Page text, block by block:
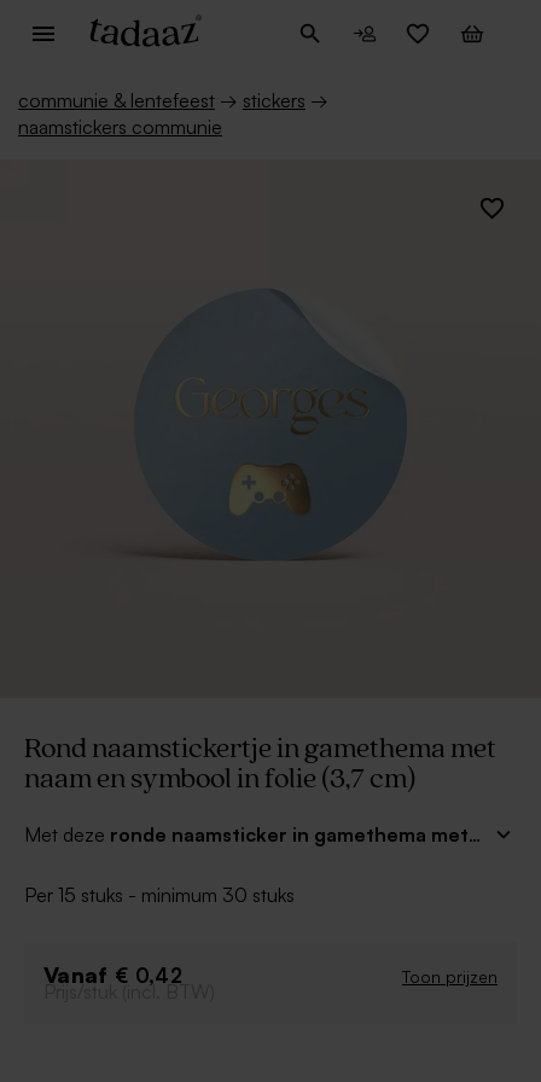
communie & lentefeest → stickers →
naamstickers communie
Rond naamstickertje in gamethema met
naam en symbool in folie (3,7 cm)
Met deze ronde naamsticker in gamethema met
de leukste communie- of lentefeestbedankjes in een
je communie. Zo past zelf de envelop helemaal in het
Per 15 stuks - minimum 30 stuks
Vanaf € 0,42 Toon prijzen
Prijs/stuk (incl. BTW)